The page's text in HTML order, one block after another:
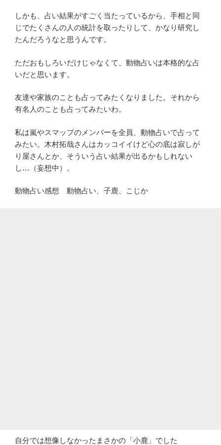
しかも、占い結果がすごく当たっているから、手相と同
じでたくさんの人の統計を取ったりして、かなり研究し
たんだろうなと思うんです。
ただおもしろいだけじゃなくて、動物占いは本格的な占
いだと思います。
友達や家族のことも占ってみたくなりました。それから
有名人のことも占ってみたいわ。
私は嵐やスマップのメンバーを全員、動物占いで占って
みたい。木村拓哉さんはカッコイイけど心の底は寂しが
り屋さんとか、そういう占い結果が出るかもしれない
し…（妄想中）。
動物占い感想 動物占い、子鹿、こじか
自分では想像しなかったまさかの「小鹿」でした